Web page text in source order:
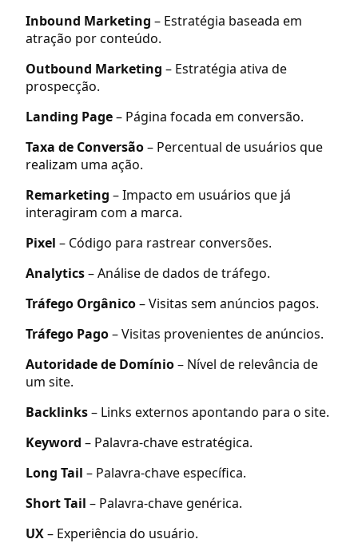
Inbound Marketing – Estratégia baseada em
atração por conteúdo.
Outbound Marketing – Estratégia ativa de
prospecção.
Landing Page– Página focada em conversão.
Taxa de Conversão– Percentual de usuários que
realizam uma ação.
Remarketing – Impacto em usuários que já
interagiram com a marca.
Pixel – Código para rastrear conversões.
Analytics– Análise de dados de tráfego.
Tráfego Orgânico– Visitas sem anúncios pagos.
Tráfego Pago– Visitas provenientes de anúncios.
Autoridade de Domínio– Nível de relevância de
um site.
Backlinks– Links externos apontando para o site.
Keyword – Palavra-chave estratégica.
Long Tail – Palavra-chave específica.
Short Tail – Palavra-chave genérica.
UX– Experiência do usuário.